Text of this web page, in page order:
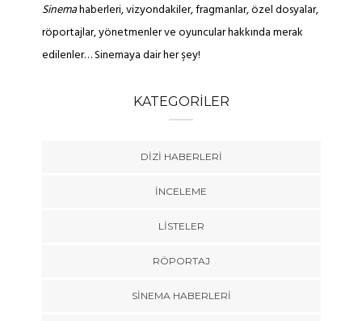
Sinemahaberleri, vizyondakiler, fragmanlar, özel dosyalar,
röportajlar, yönetmenler ve oyuncular hakkında merak
edilenler… Sinemaya dair her şey!
KATEGORILER
DIZI HABERLERI
İNCELEME
LISTELER
RÖPORTAJ
SINEMA HABERLERI